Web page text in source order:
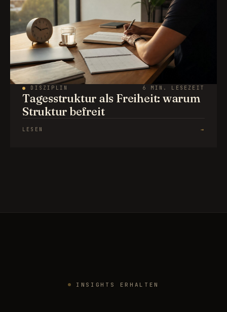
● DISZIPLIN 6 MIN. LESEZEIT
Tagesstruktur als Freiheit: warum
Struktur befreit
LESEN →
INSIGHTS ERHALTEN